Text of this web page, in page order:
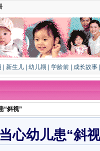
新生儿 幼儿期 学龄前 成长故事
“斜视”
当心幼儿患“斜